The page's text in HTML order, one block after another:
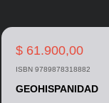
$ 61.900,00
ISBN 9789878318882
GEOHISPANIDAD